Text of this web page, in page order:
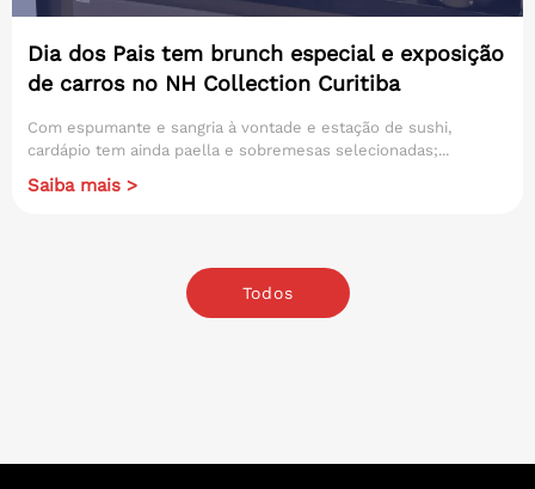
Dia dos Pais tem brunch especial e exposição
de carros no NH Collection Curitiba
Com espumante e sangria à vontade e estação de sushi,
cardápio tem ainda paella e sobremesas selecionadas;...
Saiba mais >
Todos